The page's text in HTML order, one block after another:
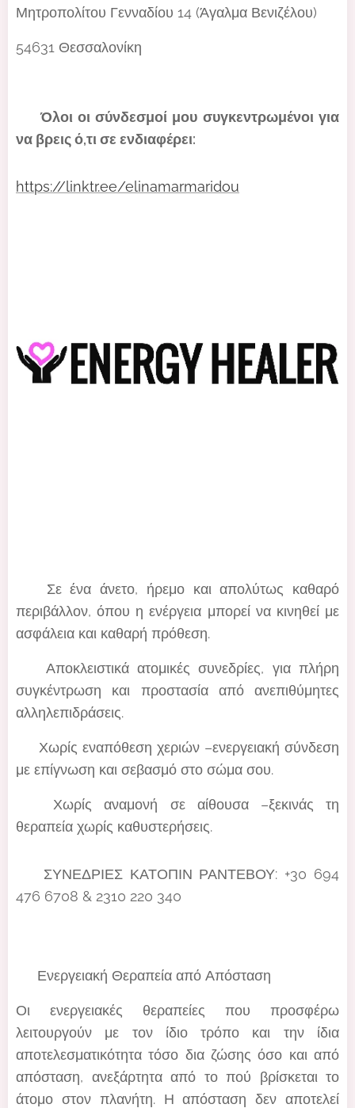
Μητροπολίτου Γενναδίου 14 (Άγαλμα Βενιζέλου)
54631 Θεσσαλονίκη
🌐 Όλοι οι σύνδεσμοί μου συγκεντρωμένοι για
να βρεις ό,τι σε ενδιαφέρει:
https://linktr.ee/elinamarmaridou
🙂 Σε ένα άνετο, ήρεμο και απολύτως καθαρό
περιβάλλον, όπου η ενέργεια μπορεί να κινηθεί με
ασφάλεια και καθαρή πρόθεση.
🙂 Αποκλειστικά ατομικές συνεδρίες, για πλήρη
συγκέντρωση και προστασία από ανεπιθύμητες
αλληλεπιδράσεις.
🙂 Χωρίς εναπόθεση χεριών –ενεργειακή σύνδεση
με επίγνωση και σεβασμό στο σώμα σου.
🙂 Χωρίς αναμονή σε αίθουσα –ξεκινάς τη
θεραπεία χωρίς καθυστερήσεις.
👉 ΣΥΝΕΔΡΙΕΣ ΚΑΤΟΠΙΝ ΡΑΝΤΕΒΟΥ: +30 694
476 6708 & 2310 220 340
🌐 Ενεργειακή Θεραπεία από Απόσταση
Οι ενεργειακές θεραπείες που προσφέρω
λειτουργούν με τον ίδιο τρόπο και την ίδια
αποτελεσματικότητα τόσο δια ζώσης όσο και από
απόσταση, ανεξάρτητα από το πού βρίσκεται το
άτομο στον πλανήτη. Η απόσταση δεν αποτελεί